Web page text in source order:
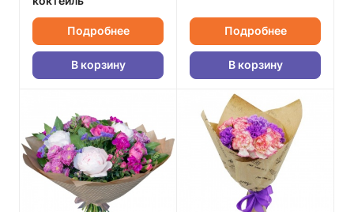
Подробнее
В корзину
Подробнее
В корзину